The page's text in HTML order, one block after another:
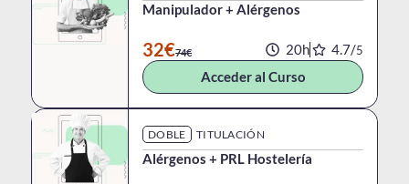
Manipulador + Alérgenos
32€74€ 20h 4.7/5
Acceder al Curso
DOBLE TITULACIÓN
Alérgenos + PRL Hostelería